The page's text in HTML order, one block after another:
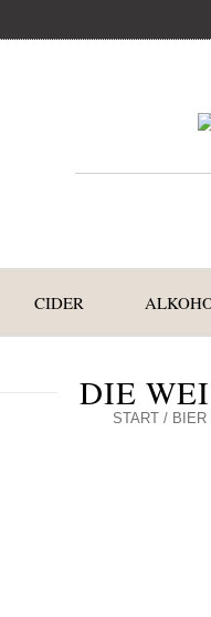
CIDER
DIE
START / BIER